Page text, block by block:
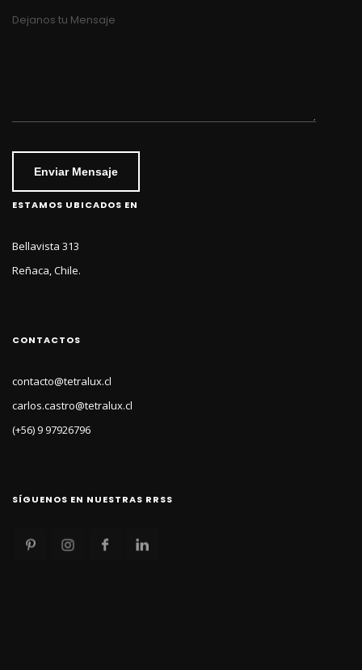
Dejanos tu Mensaje
Enviar Mensaje
ESTAMOS UBICADOS EN
Bellavista 313
Reñaca, Chile.
CONTACTOS
contacto@tetralux.cl
carlos.castro@tetralux.cl
(+56) 9 97926796
SÍGUENOS EN NUESTRAS RRSS